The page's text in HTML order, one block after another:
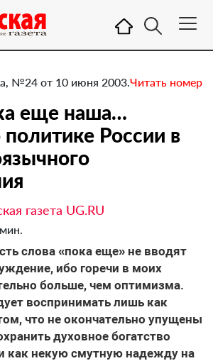
№24 от 10 июня 2003.Читать номер
еще наша…
России в
газета UG.RU
слова «пока еще» не вводят
ибо горечи в моих
больше, чем оптимизма.
воспринимать лишь как
что не окончательно упущены
духовное богатство
как некую смутную надежду на